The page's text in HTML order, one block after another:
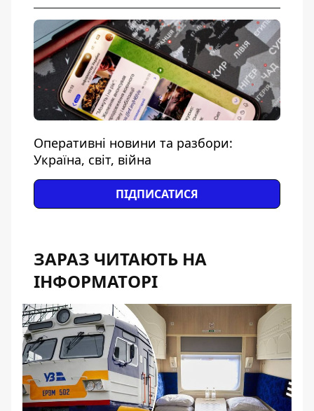
Оперативні новини та разбори:
Україна, світ, війна
ПІДПИСАТИСЯ
ЗАРАЗ ЧИТАЮТЬ НА
ІНФОРМАТОРІ